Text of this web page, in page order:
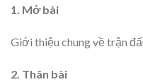
1. Mở bài
Giới thiệu chung về trận
2. Thân bài